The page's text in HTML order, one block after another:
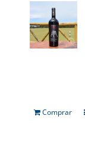
Comprar